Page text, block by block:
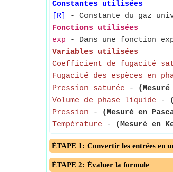
Constantes utilisées
[R]
- Constante du gaz
Fonctions utilisées
exp - Dans une fonction
Variables utilisées
Coefficient de fugacité
Fugacité des espèces en
Pression saturée -
Volume de phase liquide -
Pression - (Mesuré en
Température - (Mesuré en
ÉTAPE 1: Convertir les entrées en
ÉTAPE 2: Évaluer la formule